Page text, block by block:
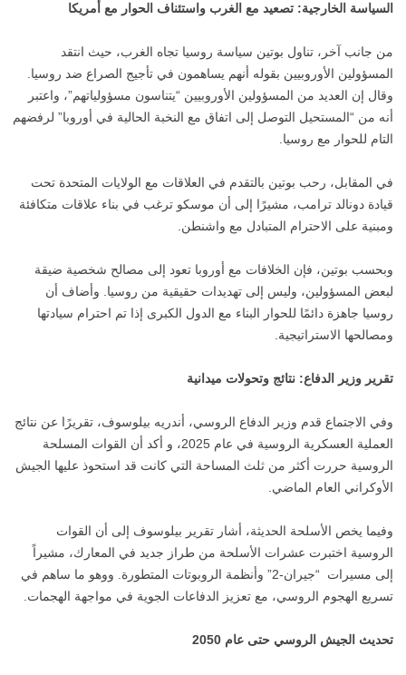
السياسة الخارجية: تصعيد مع الغرب واستئناف الحوار مع أمريكا
من جانب آخر، تناول بوتين سياسة روسيا تجاه الغرب، حيث انتقد
المسؤولين الأوروبيين بقوله أنهم يساهمون في تأجيج الصراع ضد روسيا.
وقال إن العديد من المسؤولين الأوروبيين “يتناسون مسؤولياتهم”، واعتبر
أنه من “المستحيل التوصل إلى اتفاق مع النخبة الحالية في أوروبا” لرفضهم
التام للحوار مع روسيا.
في المقابل، رحب بوتين بالتقدم في العلاقات مع الولايات المتحدة تحت
قيادة دونالد ترامب، مشيرًا إلى أن موسكو ترغب في بناء علاقات متكافئة
ومبنية على الاحترام المتبادل مع واشنطن.
وبحسب بوتين، فإن الخلافات مع أوروبا تعود إلى مصالح شخصية ضيقة
لبعض المسؤولين، وليس إلى تهديدات حقيقية من روسيا. وأضاف أن
روسيا جاهزة دائمًا للحوار البناء مع الدول الكبرى إذا تم احترام سيادتها
ومصالحها الاستراتيجية.
تقرير وزير الدفاع: نتائج وتحولات ميدانية
وفي الاجتماع قدم وزير الدفاع الروسي، أندريه بيلوسوف، تقريرًا عن نتائج
العملية العسكرية الروسية في عام 2025، و أكد أن القوات المسلحة
الروسية حررت أكثر من ثلث المساحة التي كانت قد استحوذ عليها الجيش
الأوكراني العام الماضي.
وفيما يخص الأسلحة الحديثة، أشار تقرير بيلوسوف إلى أن القوات
الروسية اختبرت عشرات الأسلحة من طراز جديد في المعارك، مشيراً
إلى مسيرات “جيران-2” وأنظمة الروبوتات المتطورة. ووهو ما ساهم في
تسريع الهجوم الروسي، مع تعزيز الدفاعات الجوية في مواجهة الهجمات.
تحديث الجيش الروسي حتى عام 2050